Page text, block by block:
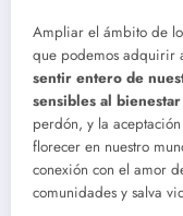
Ampliar el ámbito de
que podemos adquirir
sentir entero de
sensibles al
perdón, y la
florecer en nuestro
conexión con el amor
comunidades y salva